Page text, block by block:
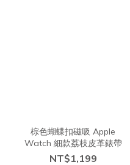
棕色蝴蝶扣磁吸 Apple
Watch 細款荔枝皮革錶帶
NT$1,199